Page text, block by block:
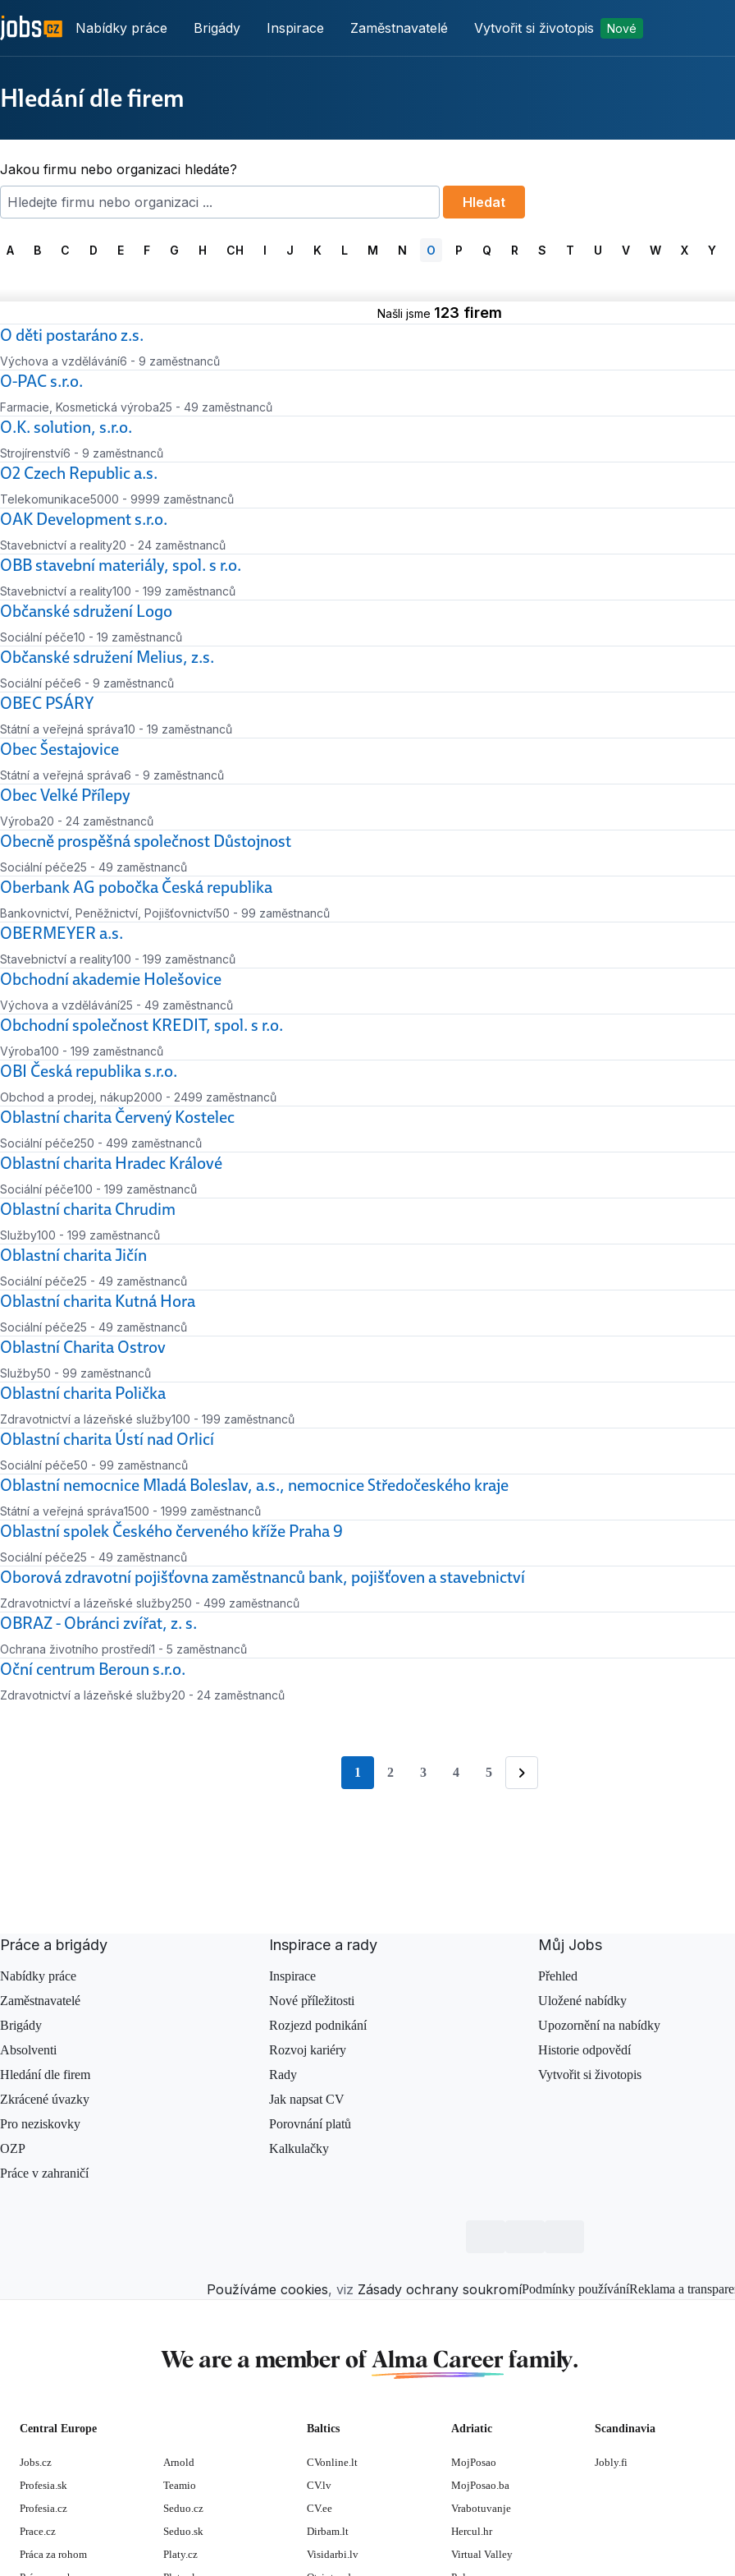
Nabídky práce Brigády Inspirace Zaměstnavatelé Vytvořit si životopis Nové
Hledání dle firem
Jakou firmu nebo organizaci hledáte?
Hledat
A B C D E F G H CH I J K L M N O P Q R S T U V W X Y
Našli jsme 123 firem
O děti postaráno z.s.
Výchova a vzdělávání
Počet zaměstnanců
6 - 9 zaměstnanců
O-PAC s.r.o.
Farmacie, Kosmetická výroba
Počet zaměstnanců
25 - 49 zaměstnanců
O.K. solution, s.r.o.
Strojírenství
Počet zaměstnanců
6 - 9 zaměstnanců
O2 Czech Republic a.s.
Telekomunikace
Počet zaměstnanců
5000 - 9999 zaměstnanců
OAK Development s.r.o.
Stavebnictví a reality
Počet zaměstnanců
20 - 24 zaměstnanců
OBB stavební materiály, spol. s r.o.
Stavebnictví a reality
Počet zaměstnanců
100 - 199 zaměstnanců
Občanské sdružení Logo
Sociální péče
Počet zaměstnanců
10 - 19 zaměstnanců
Občanské sdružení Melius, z.s.
Sociální péče
Počet zaměstnanců
6 - 9 zaměstnanců
OBEC PSÁRY
Státní a veřejná správa
Počet zaměstnanců
10 - 19 zaměstnanců
Obec Šestajovice
Státní a veřejná správa
Počet zaměstnanců
6 - 9 zaměstnanců
Obec Velké Přílepy
Výroba
Počet zaměstnanců
20 - 24 zaměstnanců
Obecně prospěšná společnost Důstojnost
Sociální péče
Počet zaměstnanců
25 - 49 zaměstnanců
Oberbank AG pobočka Česká republika
Bankovnictví, Peněžnictví, Pojišťovnictví
Počet zaměstnanců
50 - 99 zaměstnanců
OBERMEYER a.s.
Stavebnictví a reality
Počet zaměstnanců
100 - 199 zaměstnanců
Obchodní akademie Holešovice
Výchova a vzdělávání
Počet zaměstnanců
25 - 49 zaměstnanců
Obchodní společnost KREDIT, spol. s r.o.
Výroba
Počet zaměstnanců
100 - 199 zaměstnanců
OBI Česká republika s.r.o.
Obchod a prodej, nákup
Počet zaměstnanců
2000 - 2499 zaměstnanců
Oblastní charita Červený Kostelec
Sociální péče
Počet zaměstnanců
250 - 499 zaměstnanců
Oblastní charita Hradec Králové
Sociální péče
Počet zaměstnanců
100 - 199 zaměstnanců
Oblastní charita Chrudim
Služby
Počet zaměstnanců
100 - 199 zaměstnanců
Oblastní charita Jičín
Sociální péče
Počet zaměstnanců
25 - 49 zaměstnanců
Oblastní charita Kutná Hora
Sociální péče
Počet zaměstnanců
25 - 49 zaměstnanců
Oblastní Charita Ostrov
Služby
Počet zaměstnanců
50 - 99 zaměstnanců
Oblastní charita Polička
Zdravotnictví a lázeňské služby
Počet zaměstnanců
100 - 199 zaměstnanců
Oblastní charita Ústí nad Orlicí
Sociální péče
Počet zaměstnanců
50 - 99 zaměstnanců
Oblastní nemocnice Mladá Boleslav, a.s., nemocnice Středočeského kraje
Státní a veřejná správa
Počet zaměstnanců
1500 - 1999 zaměstnanců
Oblastní spolek Českého červeného kříže Praha 9
Sociální péče
Počet zaměstnanců
25 - 49 zaměstnanců
Oborová zdravotní pojišťovna zaměstnanců bank, pojišťoven a stavebnictví
Zdravotnictví a lázeňské služby
Počet zaměstnanců
250 - 499 zaměstnanců
OBRAZ - Obránci zvířat, z. s.
Ochrana životního prostředí
Počet zaměstnanců
1 - 5 zaměstnanců
Oční centrum Beroun s.r.o.
Zdravotnictví a lázeňské služby
Počet zaměstnanců
20 - 24 zaměstnanců
stránka
1 2 3 4 5
Následující
Práce a brigády
Nabídky práce
Zaměstnavatelé
Brigády
Absolventi
Hledání dle firem
Zkrácené úvazky
Pro neziskovky
OZP
Práce v zahraničí
Inspirace a rady
Inspirace
Nové příležitosti
Rozjezd podnikání
Rozvoj kariéry
Rady
Jak napsat CV
Porovnání platů
Kalkulačky
Můj Jobs
Přehled
Uložené nabídky
Upozornění na nabídky
Historie odpovědí
Vytvořit si životopis
Používáme cookies, viz Zásady ochrany soukromíPodmínky používáníReklama a
We are a member of Alma Careerfamily.
Central Europe
Jobs.cz
Profesia.sk
Profesia.cz
Prace.cz
Práca za rohom
Arnold
Teamio
Seduo.cz
Seduo.sk
Platy.cz
Baltics
CVonline.lt
CV.lv
CV.ee
Dirbam.lt
Visidarbi.lv
Adriatic
MojPosao
MojPosao.ba
Vrabotuvanje
Hercul.hr
Virtual Valley
Scandinavia
Jobly.fi